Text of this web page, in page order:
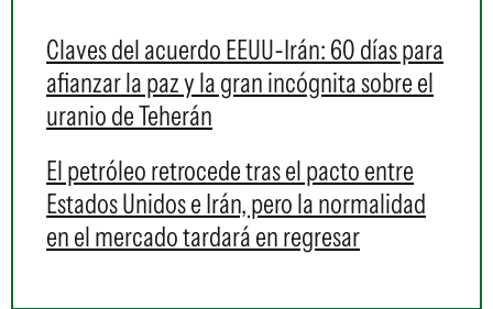
Claves del acuerdo EEUU-Irán: 60 días para
afianzar la paz y la gran incógnita sobre el
uranio de Teherán
El petróleo retrocede tras el pacto entre
Estados Unidos e Irán, pero la normalidad
en el mercado tardará en regresar